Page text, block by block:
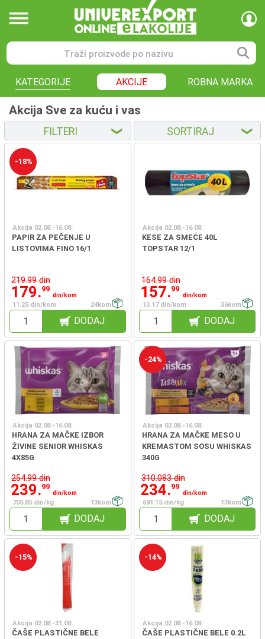
KATEGORIJE AKCIJE ROBNA MARKA
Akcija Sve za kuću i vas
FILTERI ❮ SORTIRAJ ❮
-18%
Akcija 02.08.-16.08.
PAPIR ZA PEČENJE U
LISTOVIMA FINO 16/1
219.99 din
179.99
din/kom
11.25 din/kom
24kom
DODAJ
Akcija 02.08.-16.08.
KESE ZA SMEĆE 40L
TOPSTAR 12/1
164.99 din
157.99
din/kom
13.17 din/kom
36kom
DODAJ
Akcija 02.08.-16.08.
HRANA ZA MAČKE IZBOR
ŽIVINE SENIOR WHISKAS
4X85G
254.99 din
239.99
din/kom
705.85 din/kg
13kom
DODAJ
-24%
Akcija 02.08.-16.08.
HRANA ZA MAČKE MESO U
KREMASTOM SOSU WHISKAS
340G
310.083 din
234.99
din/kom
691.15 din/kg
13kom
DODAJ
-15%
Akcija 02.08.-31.08.
ČAŠE PLASTIČNE BELE
-14%
Akcija 02.08.-16.08.
ČAŠE PLASTIČNE BELE 0.2L